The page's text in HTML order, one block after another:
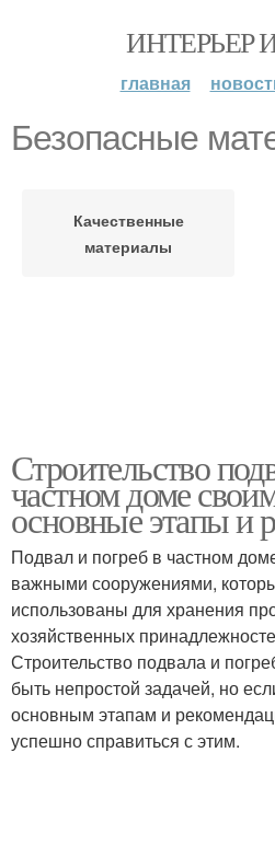
ИНТЕРЬЕР
главная
Безопасные
Качественные
материалы
Строительство
частном доме
основные этапы и
Подвал и погреб в частном
важными сооружениями,
использованы для хранения
хозяйственных
Строительство подвала и
быть непростой задачей, но
основным этапам и
успешно справиться с этим.